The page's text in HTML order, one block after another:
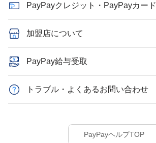
PayPayクレジット・PayPayカード
加盟店について
PayPay給与受取
トラブル・よくあるお問い合わせ
PayPayヘルプTOP